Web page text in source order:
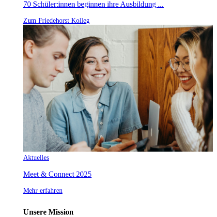
70 Schüler:innen beginnen ihre Ausbildung ...
Zum Friedehorst Kolleg
Aktuelles
Meet & Connect 2025
Mehr erfahren
Unsere Mission